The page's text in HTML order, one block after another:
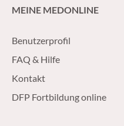
MEINE MEDONLINE
Benutzerprofil
FAQ & Hilfe
Kontakt
DFP Fortbildung online